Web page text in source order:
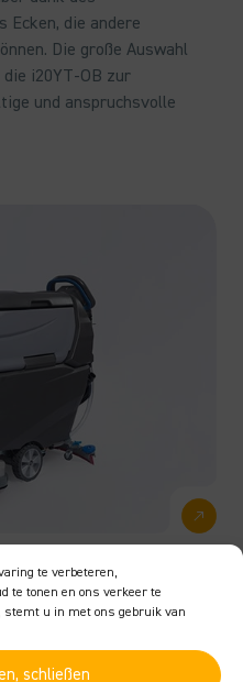
te verbeteren,
te tonen en ons verkeer te
stemt u in met ons gebruik van
schließen
Ecken, die andere
Die große Auswahl
i20YT-OB zur
und anspruchsvolle